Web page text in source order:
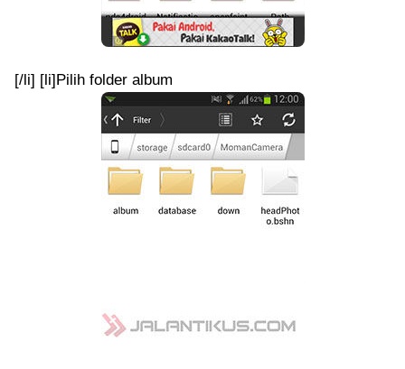
[/li] [li]Pilih folder album